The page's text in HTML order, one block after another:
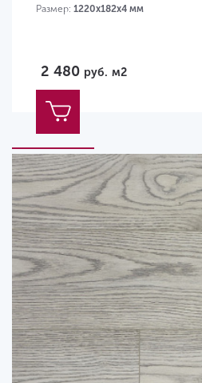
Размер: 1220х182х4 мм
2 480 руб. м2